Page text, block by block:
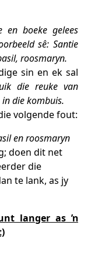
en boeke gelees
sê: Santie
roosmaryn.
sin en ek sal
die reuke van
die kombuis.
volgende fout:
en roosmaryn
doen dit net
die
te lank, as jy
langer as ŉ